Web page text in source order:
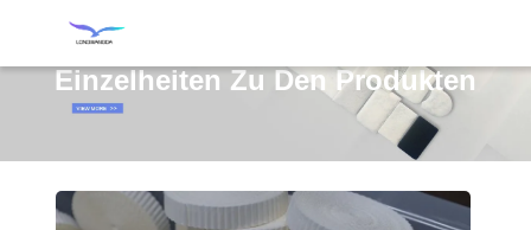
Einzelheiten Zu Den Produkten